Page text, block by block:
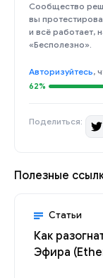
Сообщество
вы
и всё работает,
«Бесполезно».
Авторизуйтесь,
62%
Поделиться:
Полезные
Статьи
Как
Эфира